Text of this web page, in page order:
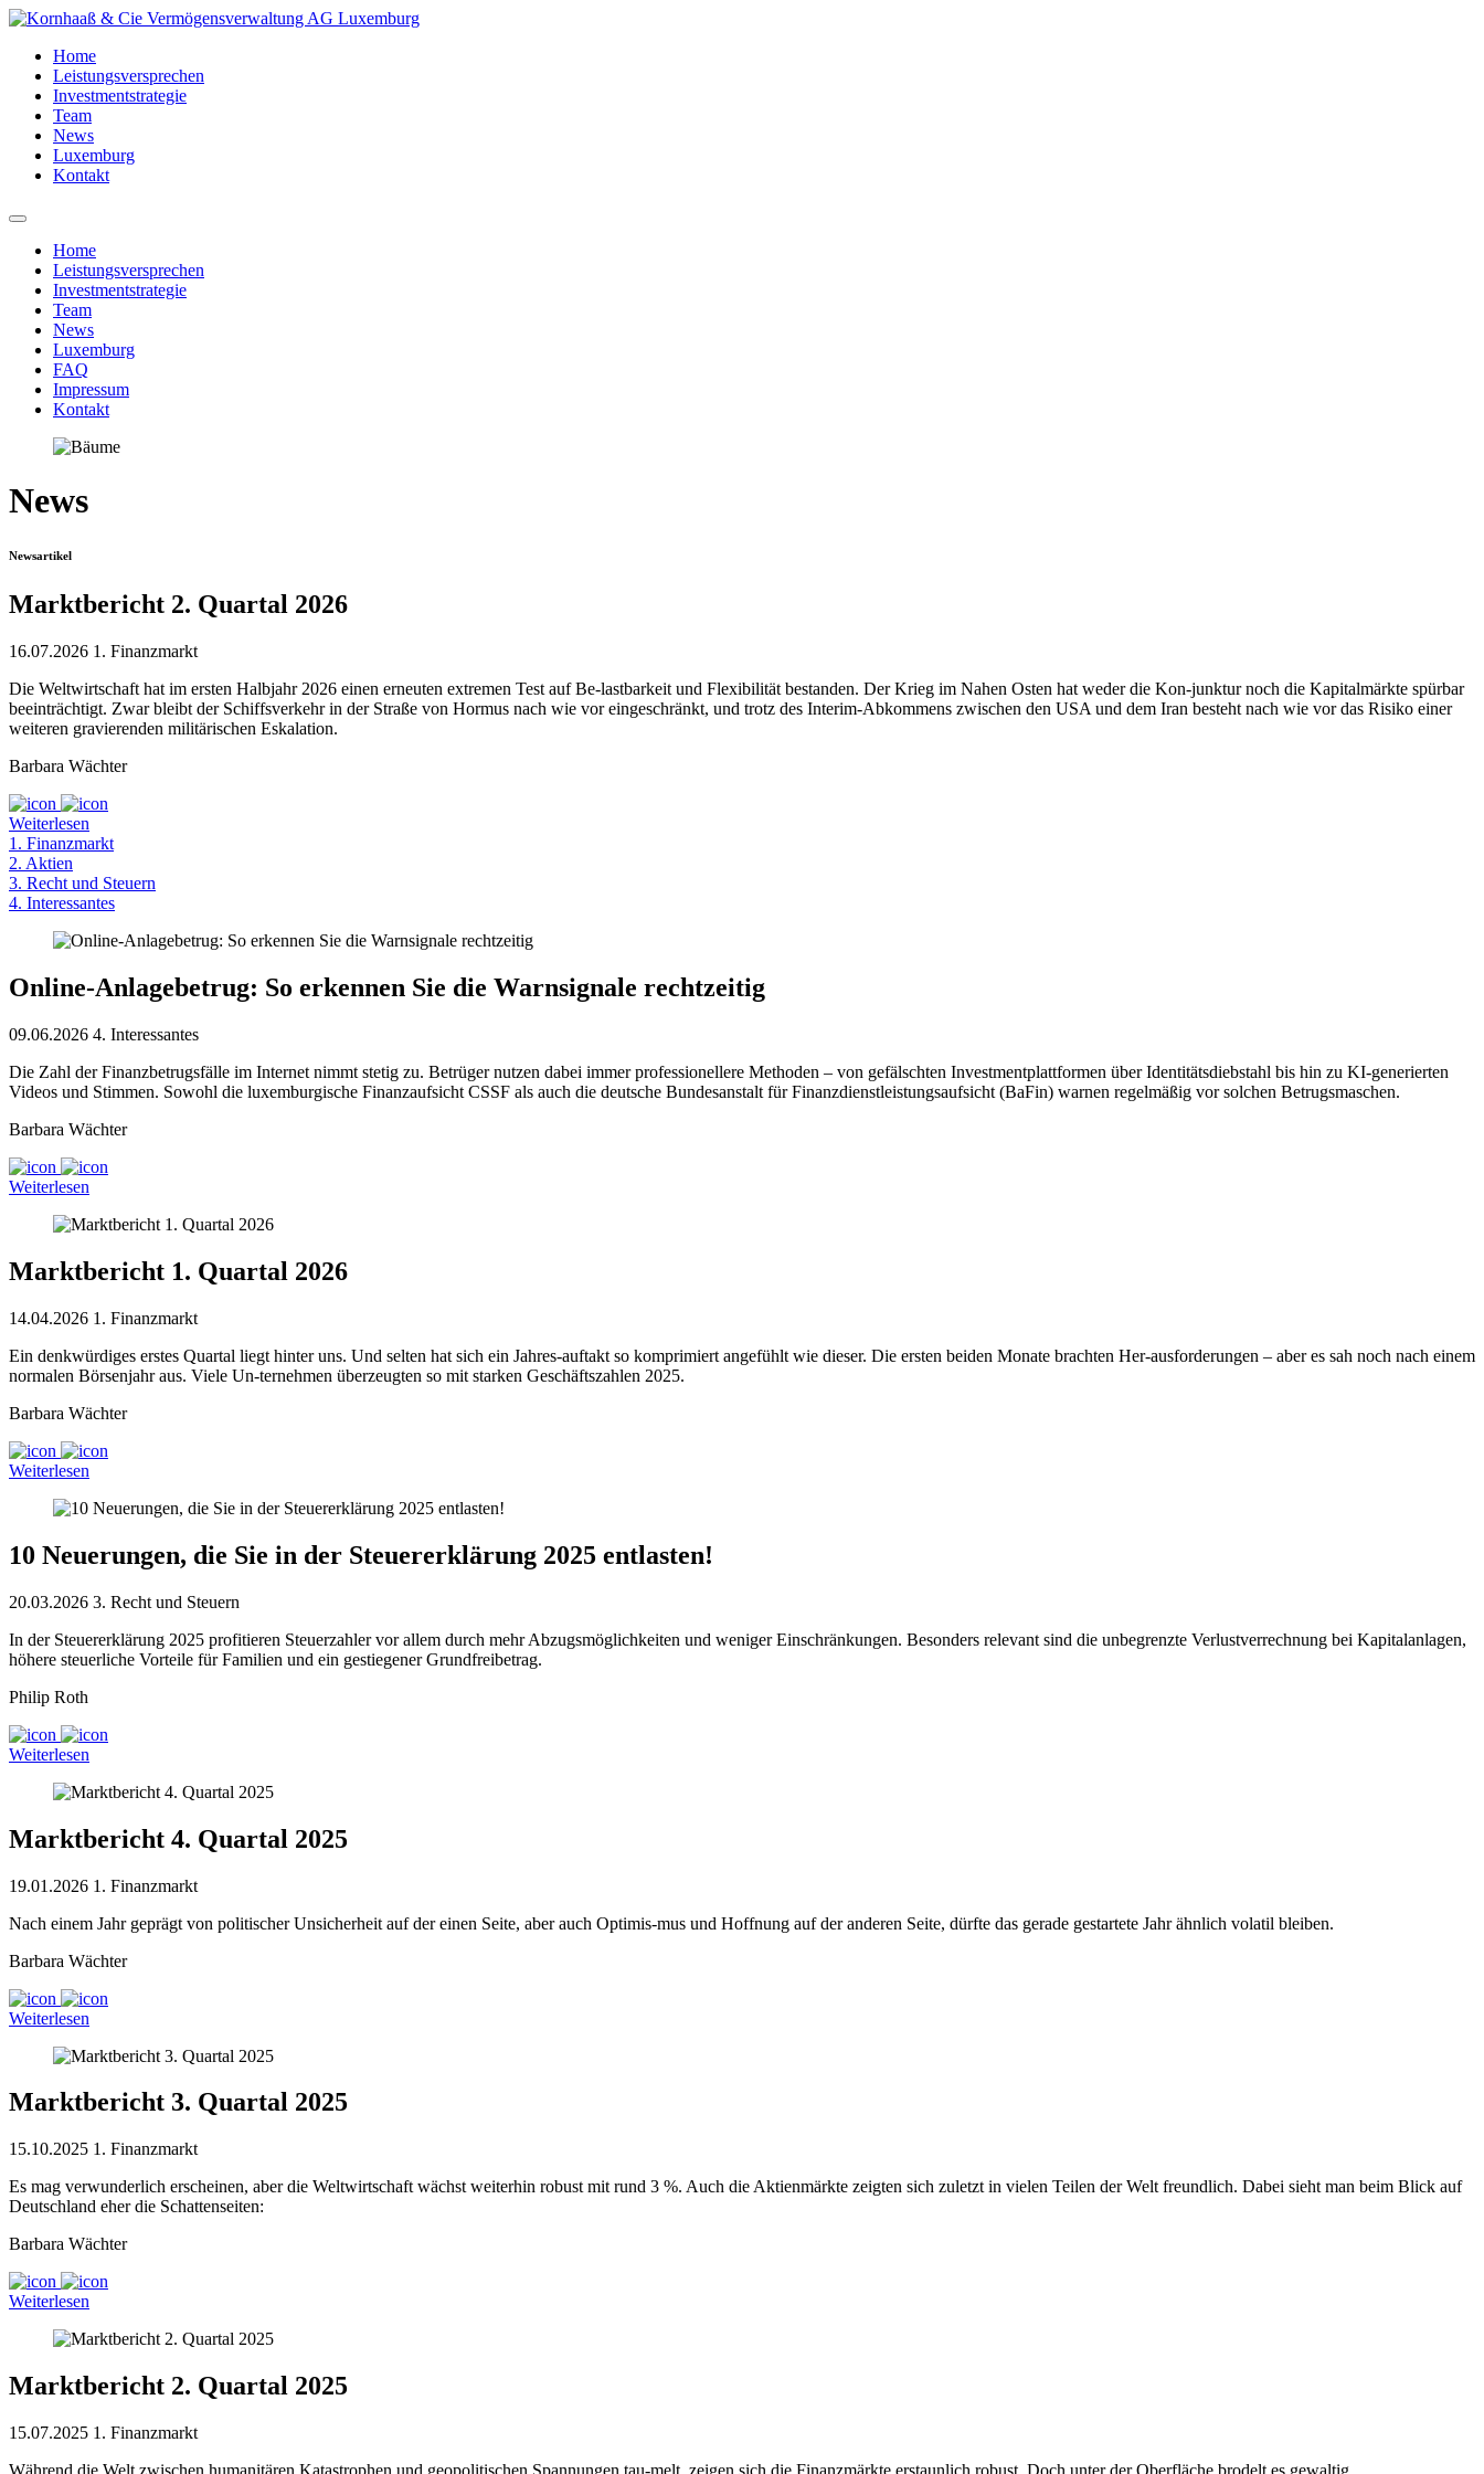
Home
Leistungsversprechen
Investmentstrategie
Team
News
Luxemburg
Kontakt
Home
Leistungsversprechen
Investmentstrategie
Team
News
Luxemburg
FAQ
Impressum
Kontakt
News
Newsartikel
Marktbericht 2. Quartal 2026
16.07.2026 1. Finanzmarkt
Die Weltwirtschaft hat im ersten Halbjahr 2026 einen erneuten extremen Test auf Be-lastbarkeit und Flexibilität bestanden. Der Krieg im Nahen Osten hat weder die Kon-junktur noch die Kapitalmärkte spürbar
beeinträchtigt. Zwar bleibt der Schiffsverkehr in der Straße von Hormus nach wie vor eingeschränkt, und trotz des Interim-Abkommens zwischen den USA und dem Iran besteht nach wie vor das Risiko einer
weiteren gravierenden militärischen Eskalation.
Barbara Wächter
Weiterlesen
1. Finanzmarkt
2. Aktien
3. Recht und Steuern
4. Interessantes
Online-Anlagebetrug: So erkennen Sie die Warnsignale rechtzeitig
09.06.2026 4. Interessantes
Die Zahl der Finanzbetrugsfälle im Internet nimmt stetig zu. Betrüger nutzen dabei immer professionellere Methoden – von gefälschten Investmentplattformen über Identitätsdiebstahl bis hin zu KI-generierten
Videos und Stimmen. Sowohl die luxemburgische Finanzaufsicht CSSF als auch die deutsche Bundesanstalt für Finanzdienstleistungsaufsicht (BaFin) warnen regelmäßig vor solchen Betrugsmaschen.
Barbara Wächter
Weiterlesen
Marktbericht 1. Quartal 2026
14.04.2026 1. Finanzmarkt
Ein denkwürdiges erstes Quartal liegt hinter uns. Und selten hat sich ein Jahres-auftakt so komprimiert angefühlt wie dieser. Die ersten beiden Monate brachten Her-ausforderungen – aber es sah noch nach einem
normalen Börsenjahr aus. Viele Un-ternehmen überzeugten so mit starken Geschäftszahlen 2025.
Barbara Wächter
Weiterlesen
10 Neuerungen, die Sie in der Steuererklärung 2025 entlasten!
20.03.2026 3. Recht und Steuern
In der Steuererklärung 2025 profitieren Steuerzahler vor allem durch mehr Abzugsmöglichkeiten und weniger Einschränkungen. Besonders relevant sind die unbegrenzte Verlustverrechnung bei Kapitalanlagen,
höhere steuerliche Vorteile für Familien und ein gestiegener Grundfreibetrag.
Philip Roth
Weiterlesen
Marktbericht 4. Quartal 2025
19.01.2026 1. Finanzmarkt
Nach einem Jahr geprägt von politischer Unsicherheit auf der einen Seite, aber auch Optimis-mus und Hoffnung auf der anderen Seite, dürfte das gerade gestartete Jahr ähnlich volatil bleiben.
Barbara Wächter
Weiterlesen
Marktbericht 3. Quartal 2025
15.10.2025 1. Finanzmarkt
Es mag verwunderlich erscheinen, aber die Weltwirtschaft wächst weiterhin robust mit rund 3 %. Auch die Aktienmärkte zeigten sich zuletzt in vielen Teilen der Welt freundlich. Dabei sieht man beim Blick auf
Deutschland eher die Schattenseiten:
Barbara Wächter
Weiterlesen
Marktbericht 2. Quartal 2025
15.07.2025 1. Finanzmarkt